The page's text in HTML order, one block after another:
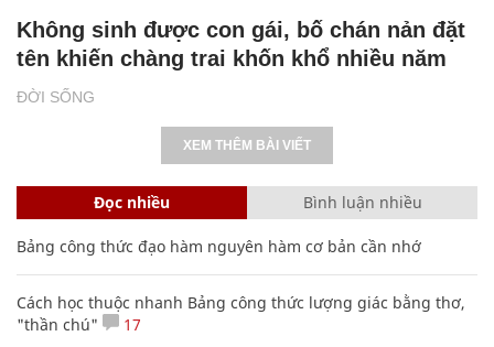
ĐỜI SỐNG
Không sinh được con gái, bố chán nản đặt
tên khiến chàng trai khốn khổ nhiều năm
XEM THÊM BÀI VIẾT
Đọc nhiều Bình luận nhiều
Bảng công thức đạo hàm nguyên hàm cơ bản cần nhớ
Cách học thuộc nhanh Bảng công thức lượng giác bằng thơ,
"thần chú"
17